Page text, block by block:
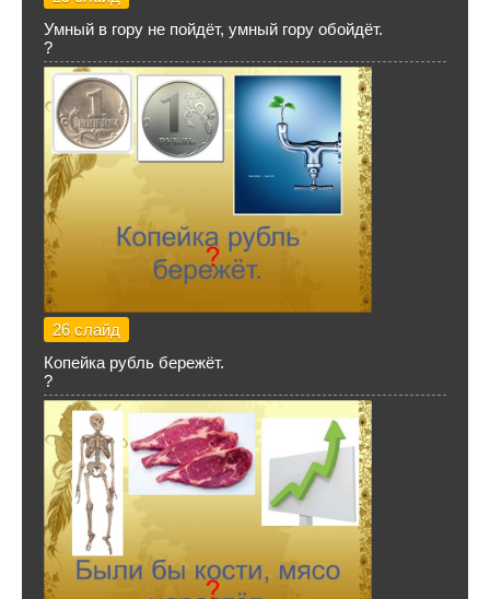
Умный в гору не пойдёт, умный гору обойдёт.
?
26 слайд
Копейка рубль бережёт.
?